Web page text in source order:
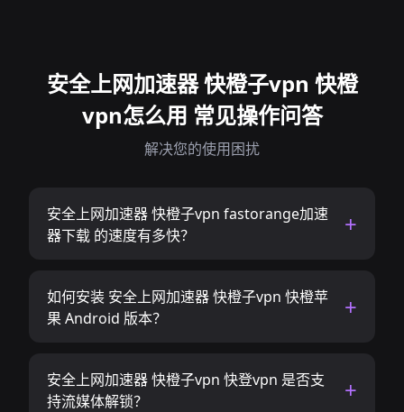
安全上网加速器 快橙子vpn 快橙
vpn怎么用 常见操作问答
解决您的使用困扰
安全上网加速器 快橙子vpn fastorange加速
器下载 的速度有多快？
如何安装 安全上网加速器 快橙子vpn 快橙苹
果 Android 版本？
安全上网加速器 快橙子vpn 快登vpn 是否支
持流媒体解锁？